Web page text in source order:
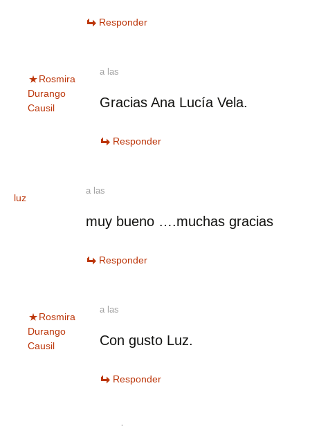
Responder
Rosmira
Durango
Causil
a las
Gracias Ana Lucía Vela.
Responder
luz
a las
muy bueno ….muchas gracias
Responder
Rosmira
Durango
Causil
a las
Con gusto Luz.
Responder